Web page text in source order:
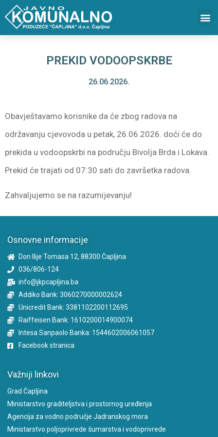
PREKID VODOOPSKRBE
26.06.2026.
Obavještavamo korisnike da će zbog radova na
održavanju cjevovoda u petak, 26.06.2026. doći će do
prekida u vodoopskrbi na području Bivolja Brda i Lokava.
Prekid će trajati od 07:30 sati do završetka radova.
Zahvaljujemo se na razumijevanju!
Osnovne informacije
Don Ilije Tomasa 12, 88300 Čapljina
036/806-124
info@jkpcapljina.ba
Addiko Bank: 3060270000002624
Unicredit Bank: 3381102200112695
Raiffeisen Bank: 1610200014900074
Intesa Sanpaolo Banka: 1544602006061057
Facebook stranica
Važniji linkovi
Grad Čapljina
Ministarstvo graditeljstva i prostornog uređenja
Agencija za vodno područje Jadranskog mora
Ministarstvo poljoprivrede šumarstva i vodoprivrede